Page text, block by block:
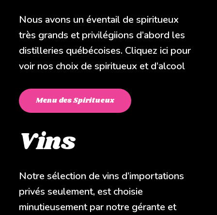
Nous avons un éventail de spiritueux
très grands et privilégiions d’abord les
distilleries québécoises. Cliquez ici pour
voir nos choix de spiritueux et d’alcool
Menu des Spiritueux
Vins
Notre sélection de vins d’importations
privés seulement, est choisie
minutieusement par notre gérante et